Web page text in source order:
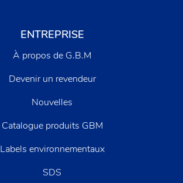
ENTREPRISE
À propos de G.B.M
Devenir un revendeur
Nouvelles
Catalogue produits GBM
Labels environnementaux
SDS